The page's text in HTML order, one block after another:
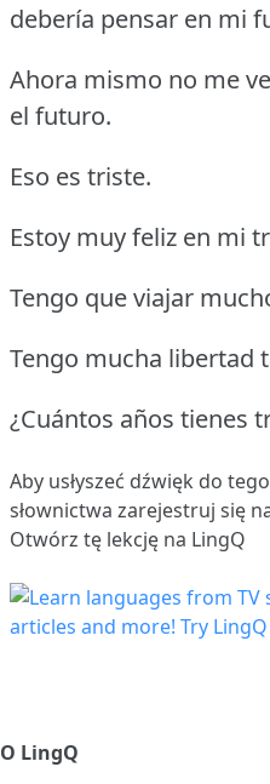
debería pensar en mi
Ahora mismo no me
el futuro.
Eso es triste.
Estoy muy feliz en mi
Tengo que viajar
Tengo mucha libertad
¿Cuántos años tienes
Aby usłyszeć dźwięk do
słownictwa zarejestruj się
Otwórz tę lekcję na LingQ
O LingQ